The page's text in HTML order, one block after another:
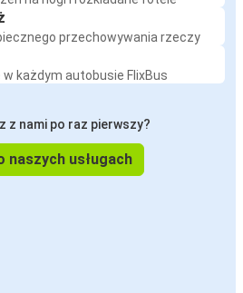
przechowywania rzeczy
każdym autobusie FlixBus
z nami po raz pierwszy?
naszych usługach